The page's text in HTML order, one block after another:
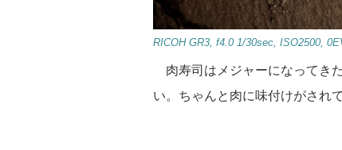
RICOH GR3, f4.0 1/30sec, ISO2500,
肉寿司はメジャーになってき
い。ちゃんと肉に味付けがされ